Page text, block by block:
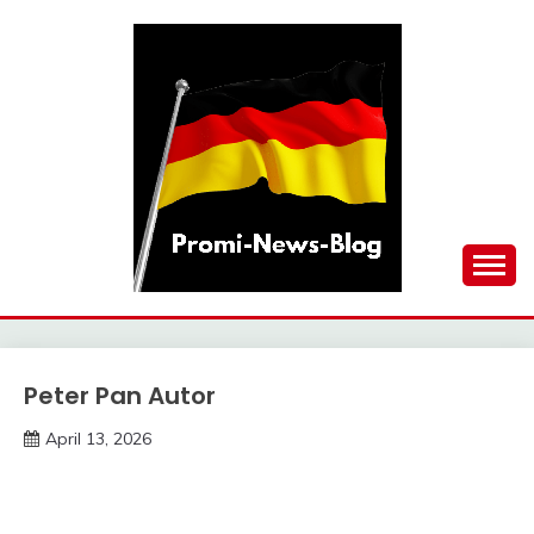
PROMI-NEWS-BLOG
Trends
Peter Pan Autor
April 13, 2026